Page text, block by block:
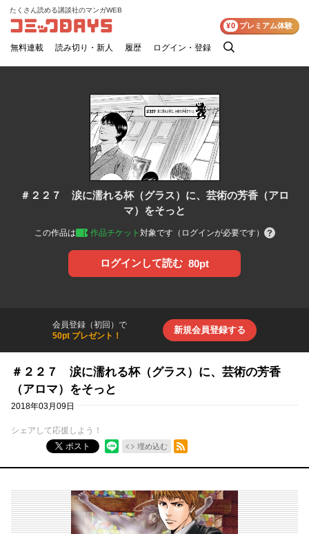
コミックDAYS
たくさん読める講談社のマンガWEB
無料連載 読み切り・新人 履歴 ログイン・登録
検
¥0 プレミアム体験
＃２２７ 涙に濡れる杯（グラス）に、芸術の芳香（アロ
マ）をそっと
この作品は 作品チケット 対象です（ログインが必要です）
ログインして読む 80pt
会員登録（初回）で
50pt プレゼント！
新規会員登録する
＃２２７ 涙に濡れる杯（グラス）に、芸術の芳香
（アロマ）をそっと
2018年03月09日
シェアして応援しよう！
ポスト
埋め込む
RSSフィード